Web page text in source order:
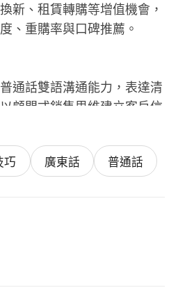
新、租賃轉購等增值機會，
、重購率與口碑推薦。
通話雙語溝通能力，表達清
顧問式銷售思維建立客戶信
識與責任感；
商相關工作經驗，熟悉主流
、Instagram、
經驗者尤佳；
，能理解客戶採購決策流
+績效佣金（按單計酬）模
巧 廣東話 普通話